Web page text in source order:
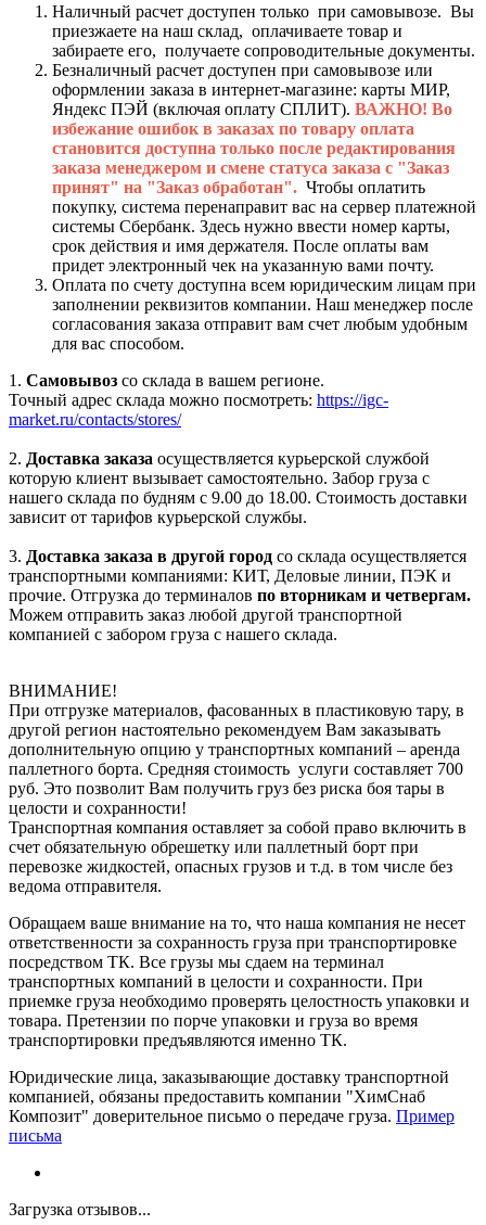
Наличный расчет доступен только при самовывозе. Вы
приезжаете на наш склад, оплачиваете товар и
забираете его, получаете сопроводительные документы.
Безналичный расчет доступен при самовывозе или
оформлении заказа в интернет-магазине: карты МИР,
Яндекс ПЭЙ (включая оплату СПЛИТ). ВАЖНО! Во
избежание ошибок в заказах по товару оплата
становится доступна только после редактирования
заказа менеджером и смене статуса заказа с "Заказ
принят" на "Заказ обработан". Чтобы оплатить
покупку, система перенаправит вас на сервер платежной
системы Сбербанк. Здесь нужно ввести номер карты,
срок действия и имя держателя. После оплаты вам
придет электронный чек на указанную вами почту.
Оплата по счету доступна всем юридическим лицам при
заполнении реквизитов компании. Наш менеджер после
согласования заказа отправит вам счет любым удобным
для вас способом.
1. Самовывоз со склада в вашем регионе.
Точный адрес склада можно посмотреть: https://igc-
market.ru/contacts/stores/
2. Доставка заказа осуществляется курьерской службой
которую клиент вызывает самостоятельно. Забор груза с
нашего склада по будням с 9.00 до 18.00. Стоимость доставки
зависит от тарифов курьерской службы.
3. Доставка заказа в другой город со склада осуществляется
транспортными компаниями: КИТ, Деловые линии, ПЭК и
прочие. Отгрузка до терминалов по вторникам и четвергам.
Можем отправить заказ любой другой транспортной
компанией с забором груза с нашего склада.
ВНИМАНИЕ!
При отгрузке материалов, фасованных в пластиковую тару, в
другой регион настоятельно рекомендуем Вам заказывать
дополнительную опцию у транспортных компаний – аренда
паллетного борта. Средняя стоимость услуги составляет 700
руб. Это позволит Вам получить груз без риска боя тары в
целости и сохранности!
Транспортная компания оставляет за собой право включить в
счет обязательную обрешетку или паллетный борт при
перевозке жидкостей, опасных грузов и т.д. в том числе без
ведома отправителя.
Обращаем ваше внимание на то, что наша компания не несет
ответственности за сохранность груза при транспортировке
посредством ТК. Все грузы мы сдаем на терминал
транспортных компаний в целости и сохранности. При
приемке груза необходимо проверять целостность упаковки и
товара. Претензии по порче упаковки и груза во время
транспортировки предъявляются именно ТК.
Юридические лица, заказывающие доставку транспортной
компанией, обязаны предоставить компании "ХимСнаб
Композит" доверительное письмо о передаче груза. Пример
письма
Загрузка отзывов...